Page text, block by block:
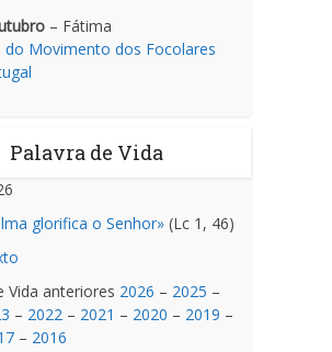
– Fátima
do Movimento dos Focolares
Palavra de Vida
glorifica o Senhor» (Lc 1, 46)
Vida anteriores 2026 – 2025 –
– 2022 – 2021 – 2020 – 2019 –
– 2016